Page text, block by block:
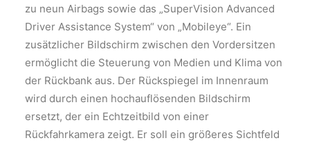
zu neun Airbags sowie das „SuperVision Advanced
Driver Assistance System“ von „Mobileye“. Ein
zusätzlicher Bildschirm zwischen den Vordersitzen
ermöglicht die Steuerung von Medien und Klima von
der Rückbank aus. Der Rückspiegel im Innenraum
wird durch einen hochauflösenden Bildschirm
ersetzt, der ein Echtzeitbild von einer
Rückfahrkamera zeigt. Er soll ein größeres Sichtfeld